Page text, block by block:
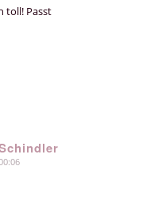
toll! Passt